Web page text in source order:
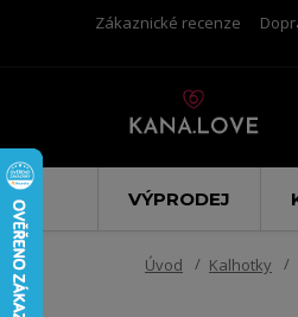
Zákaznické recenze
VÝPRODEJ
Úvod Kalhotky